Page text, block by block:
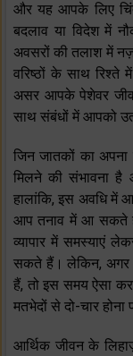
और यह आपके लिए
बदलाव या विदेश में
अवसरों की तलाश में
वरिष्ठों के साथ
असर आपके पेशेवर
साथ संबंधों में आपको
जिन जातकों का अपना
मिलने की संभावना
हालांकि, इस अवधि में
आप तनाव में आ सकते
व्यापार में समस्याएं
सकते हैं। लेकिन, अगर
हैं, तो इस समय ऐसा
मतभेदों से दो-चार
आर्थिक जीवन के